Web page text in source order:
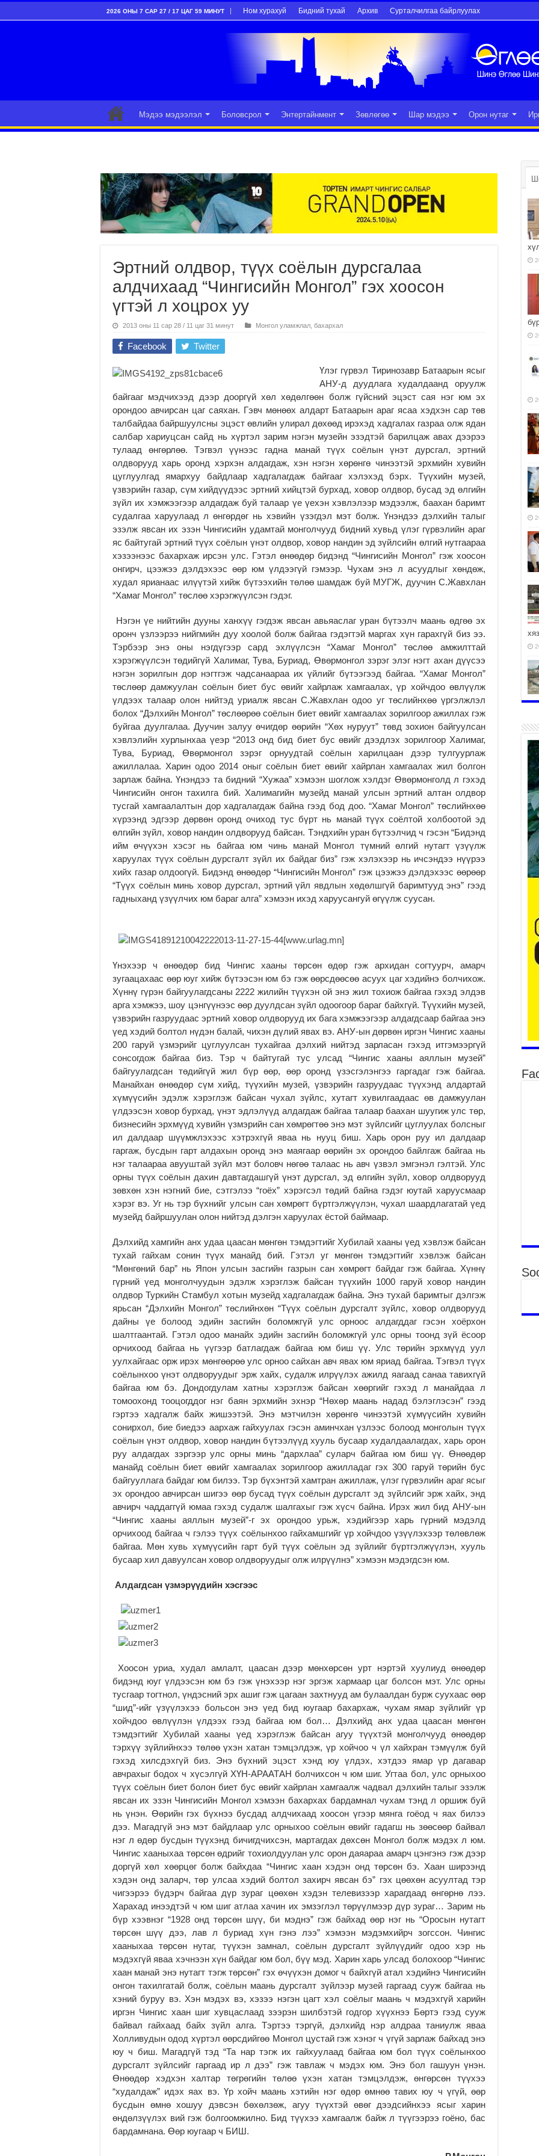
2026 ОНЫ 7 САР 27 / 17 ЦАГ 59 МИНУТ Ном хурахуй Бидний тухай Архив Сурталчилгаа байрлуулах
Мэдээ мэдээлэл Боловсрол Энтертайнмент Зөвлөгөө Шар мэдээ Орон нутаг
Эртний олдвор, түүх соёлын дурсгалаа
алдчихаад “Чингисийн Монгол” гэх хоосон
үгтэй л хоцрох уу
2013 оны 11 сар 28 / 11 цаг 31 минут Монгол уламжлал, бахархал
Facebook Twitter
Үлэг гүрвэл Тиринозавр Батаарын ясыг
АНУ-д дуудлага худалдаанд оруулж
байгааг мэдчихээд дээр дооргүй хөл хөдөлгөөн болж гүйсний эцэст сая нэг юм эх
орондоо авчирсан цаг саяхан. Гэвч мөнөөх алдарт Батаарын араг ясаа хэдхэн сар төв
талбайдаа байршуулсны эцэст өвлийн улирал дөхөөд ирэхэд хадгалах газраа олж ядан
салбар хариуцсан сайд нь хүртэл зарим нэгэн музейн эзэдтэй барилцаж авах дээрээ
тулаад өнгөрлөө. Тэгвэл үүнээс гадна манай түүх соёлын үнэт дурсгал, эртний
олдворууд харь оронд хэрхэн алдагдаж, хэн нэгэн хөрөнгө чинээтэй эрхмийн хувийн
цуглуулгад ямархуу байдлаар хадгалагдаж байгааг хэлэхэд бэрх. Түүхийн музей,
үзвэрийн газар, сүм хийдүүдээс эртний хийцтэй бурхад, ховор олдвор, бусад эд өлгийн
зүйл их хэмжээгээр алдагдаж буй талаар үе үехэн хэвлэлээр мэдээлж, баахан баримт
судалгаа харуулаад л өнгөрдөг нь хэвийн үзэгдэл мэт болж. Үнэндээ дэлхийн талыг
эзэлж явсан их эзэн Чингисийн удамтай монголчууд бидний хувьд үлэг гүрвэлийн араг
яс байтугай эртний түүх соёлын үнэт олдвор, ховор нандин эд зүйлсийн өлгий нутгаараа
хэзээнээс бахархаж ирсэн улс. Гэтэл өнөөдөр бидэнд “Чингисийн Монгол” гэж хоосон
онгирч, цээжээ дэлдэхээс өөр юм үлдээгүй гэмээр. Чухам энэ л асуудлыг хөндөж,
худал ярианаас илүүтэй хийж бүтээхийн төлөө шамдаж буй МУГЖ, дуучин С.Жавхлан
“Хамаг Монгол” төслөө хэрэгжүүлсэн гэдэг.
Нэгэн үе нийтийн дууны ханхүү гэгдэж явсан авьяаслаг уран бүтээлч маань өдгөө эх
оронч үзлээрээ нийгмийн дуу хоолой болж байгаа гэдэгтэй маргах хүн гарахгүй биз ээ.
Тэрбээр энэ оны нэгдүгээр сард эхлүүлсэн “Хамаг Монгол” төслөө амжилттай
хэрэгжүүлсэн төдийгүй Халимаг, Тува, Буриад, Өвөрмонгол зэрэг элэг нэгт ахан дүүсээ
нэгэн зорилгын дор нэгтгэж чадсанаараа их үйлийг бүтээгээд байгаа. “Хамаг Монгол”
төслөөр дамжуулан соёлын биет бус өвийг хайрлаж хамгаалах, үр хойчдоо өвлүүлж
үлдээх талаар олон нийтэд уриалж явсан С.Жавхлан одоо уг төслийнхөө үргэлжлэл
болох “Дэлхийн Монгол” төслөөрөө соёлын биет өвийг хамгаалах зорилгоор ажиллах гэж
буйгаа дуулгалаа. Дуучин залуу өчигдөр өөрийн “Хөх нуруут” төвд зохион байгуулсан
хэвлэлийн хурлынхаа үеэр “2013 онд бид биет бус өвийг дээдлэх зорилгоор Халимаг,
Тува, Буриад, Өвөрмонгол зэрэг орнуудтай соёлын харилцаан дээр тулгуурлаж
ажиллалаа. Харин одоо 2014 оныг соёлын биет өвийг хайрлан хамгаалах жил болгон
зарлаж байна. Үнэндээ та бидний “Хужаа” хэмээн шоглож хэлдэг Өвөрмонголд л гэхэд
Чингисийн онгон тахилга бий. Халимагийн музейд манай улсын эртний алтан олдвор
тусгай хамгаалалтын дор хадгалагдаж байна гээд бод доо. “Хамаг Монгол” төслийнхөө
хүрээнд эдгээр дөрвөн оронд очиход тус бүрт нь манай түүх соёлтой холбоотой эд
өлгийн зүйл, ховор нандин олдворууд байсан. Тэндхийн уран бүтээлчид ч гэсэн “Бидэнд
ийм өчүүхэн хэсэг нь байгаа юм чинь манай Монгол түмний өлгий нутагт үзүүлж
харуулах түүх соёлын дурсгалт зүйл их байдаг биз” гэж хэлэхээр нь ичсэндээ нүүрээ
хийх газар олдоогүй. Бидэнд өнөөдөр “Чингисийн Монгол” гэж цээжээ дэлдэхээс өөрөөр
“Түүх соёлын минь ховор дурсгал, эртний үйл явдлын хөдөлшгүй баримтууд энэ” гээд
гадныханд үзүүлчих юм бараг алга” хэмээн ихэд харуусангуй өгүүлж суусан.
Үнэхээр ч өнөөдөр бид Чингис хааны төрсөн өдөр гэж архидан согтуурч, амарч
зугаацахаас өөр юуг хийж бүтээсэн юм бэ гэж өөрсдөөсөө асуух цаг хэдийнэ болчихож.
Хүннү гүрэн байгуулагдсаны 2222 жилийн түүхэн ой энэ жил тохиож байгаа гэхэд элдэв
арга хэмжээ, шоу цэнгүүнээс өөр дуулдсан зүйл одоогоор бараг байхгүй. Түүхийн музей,
үзвэрийн газруудаас эртний ховор олдворууд их бага хэмжээгээр алдагдсаар байгаа энэ
үед хэдий болтол нүдэн балай, чихэн дүлий явах вэ. АНУ-ын дөрвөн иргэн Чингис хааны
200 гаруй үзмэрийг цуглуулсан тухайгаа дэлхий нийтэд зарласан гэхэд итгэмээргүй
сонсогдож байгаа биз. Тэр ч байтугай тус улсад “Чингис хааны аяллын музей”
байгуулагдсан төдийгүй жил бүр өөр, өөр оронд үзэсгэлэнгээ гаргадаг гэж байгаа.
Манайхан өнөөдөр сүм хийд, түүхийн музей, үзвэрийн газруудаас түүхэнд алдартай
хүмүүсийн эдэлж хэрэглэж байсан чухал зүйлс, хутагт хувилгаадаас өв дамжуулан
үлдээсэн ховор бурхад, үнэт эдлэлүүд алдагдаж байгаа талаар баахан шуугиж улс төр,
бизнесийн эрхмүүд хувийн үзмэрийн сан хөмрөгтөө энэ мэт зүйлсийг цуглуулах болсныг
ил далдаар шүүмжлэхээс хэтрэхгүй яваа нь нууц биш. Харь орон руу ил далдаар
гаргаж, бусдын гарт алдахын оронд энэ маягаар өөрийн эх орондоо байлгаж байгаа нь
нэг талаараа авууштай зүйл мэт боловч нөгөө талаас нь авч үзвэл эмгэнэл гэлтэй. Улс
орны түүх соёлын дахин давтагдашгүй үнэт дурсгал, эд өлгийн зүйл, ховор олдворууд
зөвхөн хэн нэгний бие, сэтгэлээ “гоёх” хэрэгсэл төдий байна гэдэг юутай харуусмаар
хэрэг вэ. Уг нь тэр бүхнийг улсын сан хөмрөгт бүртгэлжүүлэн, чухал шаардлагатай үед
музейд байршуулан олон нийтэд дэлгэн харуулах ёстой баймаар.
Дэлхийд хамгийн анх удаа цаасан мөнгөн тэмдэгтийг Хубилай хааны үед хэвлэж байсан
тухай гайхам сонин түүх манайд бий. Гэтэл уг мөнгөн тэмдэгтийг хэвлэж байсан
“Мөнгөний бар” нь Япон улсын засгийн газрын сан хөмрөгт байдаг гэж байгаа. Хүннү
гүрний үед монголчуудын эдэлж хэрэглэж байсан түүхийн 1000 гаруй ховор нандин
олдвор Туркийн Стамбул хотын музейд хадгалагдаж байна. Энэ тухай баримтыг дэлгэж
ярьсан “Дэлхийн Монгол” төслийнхөн “Түүх соёлын дурсгалт зүйлс, ховор олдворууд
дайны үе болоод эдийн засгийн боломжгүй улс орноос алдагддаг гэсэн хоёрхон
шалтгаантай. Гэтэл одоо манайх эдийн засгийн боломжгүй улс орны тоонд зүй ёсоор
орчихоод байгаа нь үүгээр батлагдаж байгаа юм биш үү. Улс төрийн эрхмүүд уул
уулхайгаас орж ирэх мөнгөөрөө улс орноо сайхан авч явах юм яриад байгаа. Тэгвэл түүх
соёлынхоо үнэт олдворуудыг эрж хайх, судалж илрүүлэх ажилд яагаад санаа тавихгүй
байгаа юм бэ. Дондогдулам хатны хэрэглэж байсан хөөргийг гэхэд л манайдаа л
томоохонд тооцогддог нэг баян эрхмийн эхнэр “Нөхөр маань надад бэлэглэсэн” гээд
гэртээ хадгалж байх жишээтэй. Энэ мэтчилэн хөрөнгө чинээтэй хүмүүсийн хувийн
сонирхол, бие биедээ аархаж гайхуулах гэсэн аминчхан үзлээс болоод монголын түүх
соёлын үнэт олдвор, ховор нандин бүтээлүүд хууль бусаар худалдаалагдах, харь орон
руу алдагдах зэргээр улс орны минь “дархлаа” суларч байгаа юм биш үү. Өнөөдөр
манайд соёлын биет өвийг хамгаалах зорилгоор ажилладаг гэх 300 гаруй төрийн бус
байгууллага байдаг юм билээ. Тэр бүхэнтэй хамтран ажиллаж, үлэг гүрвэлийн араг ясыг
эх орондоо авчирсан шигээ өөр бусад түүх соёлын дурсгалт эд зүйлсийг эрж хайх, энд
авчирч чаддаггүй юмаа гэхэд судалж шалгахыг гэж хүсч байна. Ирэх жил бид АНУ-ын
“Чингис хааны аяллын музей”-г эх орондоо урьж, хэдийгээр харь гүрний мэдэлд
орчихоод байгаа ч гэлээ түүх соёлынхоо гайхамшгийг үр хойчдоо үзүүлэхээр төлөвлөж
байгаа. Мөн хувь хүмүүсийн гарт буй түүх соёлын эд зүйлийг бүртгэлжүүлэн, хууль
бусаар хил давуулсан ховор олдворуудыг олж илрүүлнэ” хэмээн мэдэгдсэн юм.
Алдагдсан үзмэрүүдийн хэсгээс
Хоосон уриа, худал амлалт, цаасан дээр мөнхөрсөн урт нэртэй хуулиуд өнөөдөр
бидэнд юуг үлдээсэн юм бэ гэж үнэхээр нэг эргэж хармаар цаг болсон мэт. Улс орны
тусгаар тогтнол, үндэсний эрх ашиг гэж цагаан захтнууд ам булаалдан бурж суухаас өөр
“шид”-ийг үзүүлэхээ больсон энэ үед бид юугаар бахархаж, чухам ямар зүйлийг үр
хойчдоо өвлүүлэн үлдээх гээд байгаа юм бол… Дэлхийд анх удаа цаасан мөнгөн
тэмдэгтийг Хубилай хааны үед хэрэглэж байсан агуу түүхтэй монголчууд өнөөдөр
тэрхүү зүйлийнхээ төлөө үхэн хатан тэмцэлдэж, үр хойчоо ч үл хайхран тэмүүлж буй
гэхэд хилсдэхгүй биз. Энэ бүхний эцэст хэнд юу үлдэх, хэтдээ ямар үр дагавар
авчрахыг бодох ч хүсэлгүй ХҮН-АРААТАН болчихсон ч юм шиг. Угтаа бол, улс орныхоо
түүх соёлын биет болон биет бус өвийг хайрлан хамгаалж чадвал дэлхийн талыг эзэлж
явсан их эзэн Чингисийн Монгол хэмээн бахархах бардамнал чухам тэнд л оршиж буй
нь үнэн. Өөрийн гэх бүхнээ бусдад алдчихаад хоосон үгээр мянга гоёод ч яах билээ
дээ. Магадгүй энэ мэт байдлаар улс орныхоо соёлын өвийг гадагш нь зөөсөөр байвал
нэг л өдөр бусдын түүхэнд бичигдчихсэн, мартагдах дөхсөн Монгол болж мэдэх л юм.
Чингис хааныхаа төрсөн өдрийг тохиолдуулан улс орон даяараа амарч цэнгэнэ гэж дээр
доргүй хөл хөөрцөг болж байхдаа “Чингис хаан хэдэн онд төрсөн бэ. Хаан ширээнд
хэдэн онд заларч, төр улсаа хэдий болтол захирч явсан бэ” гэх цөөхөн асуултад тэр
чигээрээ бүдэрч байгаа дүр зураг цөөхөн хэдэн телевизээр харагдаад өнгөрнө лээ.
Харахад инээдтэй ч юм шиг атлаа хачин их эмзэглэл төрүүлмээр дүр зураг… Зарим нь
бүр хээвнэг “1928 онд төрсөн шүү, би мэднэ” гэж байхад өөр нэг нь “Оросын нутагт
төрсөн шүү дээ, лав л буриад хүн гэнэ лээ” хэмээн мэдэмхийрч зогссон. Чингис
хааныхаа төрсөн нутаг, түүхэн замнал, соёлын дурсгалт зүйлүүдийг одоо хэр нь
мэдэхгүй яваа хэчнээн хүн байдаг юм бол, бүү мэд. Харин харь улсад болохоор “Чингис
хаан манай энэ нутагт тэгж төрсөн” гэх өчүүхэн домог ч байхгүй атал хэдийнэ Чингисийн
онгон тахилгатай болж, соёлын маань дурсгалт зүйлээр музей гаргаад сууж байгаа нь
хэний буруу вэ. Хэн мэдэх вэ, хэзээ нэгэн цагт хэл соёлыг маань ч мэдэхгүй харийн
иргэн Чингис хаан шиг хувцаслаад зээрэн шилбэтэй годгор хүүхнээ Бөртэ гээд сууж
байвал гайхаад байх зүйл алга. Тэртээ тэргүй, дэлхийд нэр алдраа таниулж яваа
Холливудын одод хүртэл өөрсдийгөө Монгол цустай гэж хэнэг ч үгүй зарлаж байхад энэ
юу ч биш. Магадгүй тэд “Та нар тэгж их гайхуулаад байгаа юм бол түүх соёлынхоо
дурсгалт зүйлсийг гаргаад ир л дээ” гэж тавлаж ч мэдэх юм. Энэ бол гашуун үнэн.
Өнөөдөр хэдхэн халтар төгрөгийн төлөө үхэн хатан тэмцэлдэж, өнгөрсөн түүхээ
“худалдаж” идэх яах вэ. Үр хойч маань хэтийн нэг өдөр өмнөө тавих юу ч үгүй, өөр
бусдын өмнө хошуу дэвсэн бөхөлзөж, агуу түүхтэй өвөг дээдсийнхээ ясыг харин
өндөлзүүлэх вий гэж болгоомжилно. Бид түүхээ хамгаалж байж л түүгээрээ гоёно, бас
бардамнана. Өөр юугаар ч БИШ.